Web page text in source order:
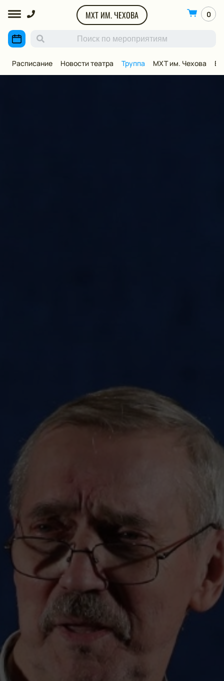
МХТ ИМ. ЧЕХОВА 0
Расписание Новости театра Труппа МХТ им. Чехова